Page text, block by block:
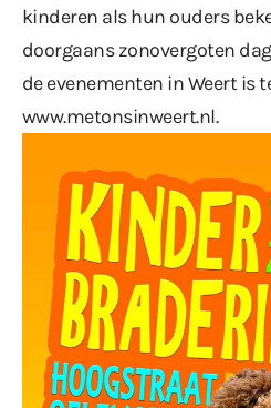
kinderen als hun ouders
doorgaans zonovergoten
de evenementen in Weert is
www.metonsinweert.nl.